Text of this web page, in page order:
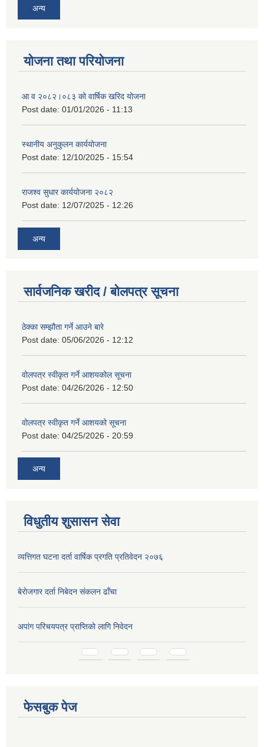
अन्य
योजना तथा परियोजना
आ व २०८२।०८३ को वार्षिक खरिद योजना
Post date: 01/01/2026 - 11:13
स्थानीय अनुकुलन कार्ययोजना
Post date: 12/10/2025 - 15:54
राजश्व सुधार कार्ययोजना २०८२
Post date: 12/07/2025 - 12:26
अन्य
सार्वजनिक खरीद / बोलपत्र सूचना
ठेक्का सम्झौता गर्ने आउने बारे
Post date: 05/06/2026 - 12:12
वोलपत्र स्वीकृत गर्ने आशयकोल सूचना
Post date: 04/26/2026 - 12:50
वोलपत्र स्वीकृत गर्ने आशयको सूचना
Post date: 04/25/2026 - 20:59
अन्य
विधुतीय शुसासन सेवा
व्यत्तिगत घटना दर्ता वार्षिक प्रगति प्रतिवेदन २०७६
बेराेजगार दर्ता निबेदन स‌ंकलन ढाँचा
अपांग परिचयपत्र प्राप्तिको लागि निवेदन
फेसबुक पेज